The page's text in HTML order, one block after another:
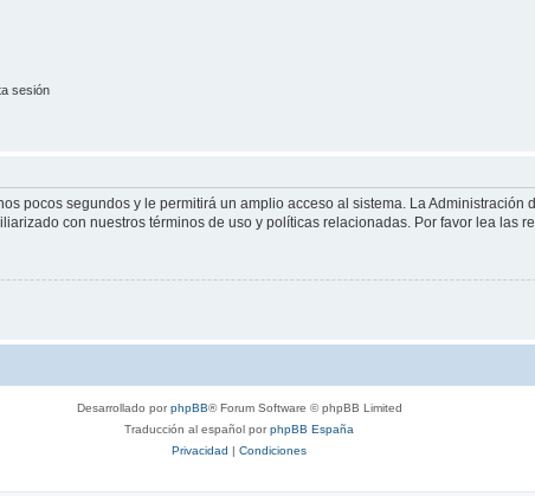
sesión
pocos segundos y le permitirá un amplio acceso al sistema. La
con nuestros términos de uso y políticas relacionadas. Por favor lea las
Desarrollado porphpBB® Forum Software © phpBB Limited
Traducción al español porphpBB España
Privacidad | Condiciones